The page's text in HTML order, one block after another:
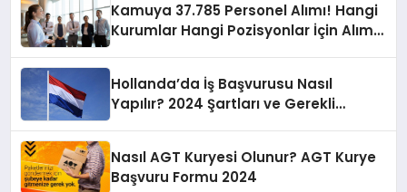
Kamuya 37.785 Personel Alımı! Hangi
Kurumlar Hangi Pozisyonlar İçin Alım
Hollanda’da İş Başvurusu Nasıl
Yapılır? 2024 Şartları ve Gerekli
Nasıl AGT Kuryesi Olunur? AGT Kurye
Başvuru Formu 2024